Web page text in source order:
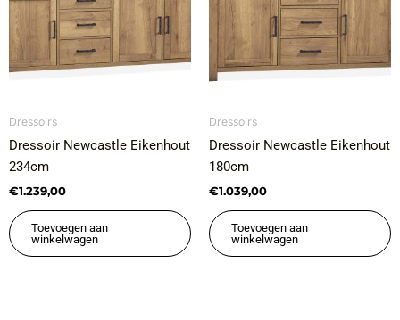
Dressoirs
Dressoir Newcastle Eikenhout
234cm
€1.239,00
Toevoegen aan
winkelwagen
Dressoirs
Dressoir Newcastle Eikenhout
180cm
€1.039,00
Toevoegen aan
winkelwagen